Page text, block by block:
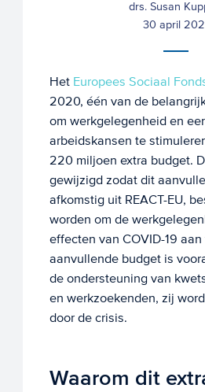
drs. Susan
30 april
Het Europees Sociaal
2020, één van de
om werkgelegenheid en
arbeidskansen te
220 miljoen extra budget.
gewijzigd zodat dit
afkomstig uit REACT-EU,
worden om de
effecten van COVID-19
aanvullende budget is
de ondersteuning van
en werkzoekenden, zij
door de crisis.
Waarom dit